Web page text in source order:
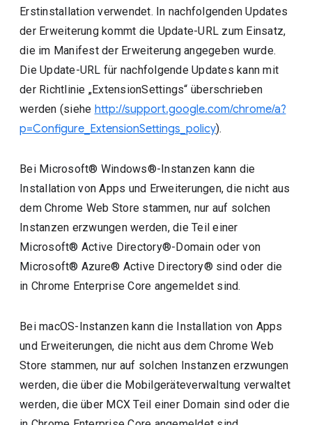
Erstinstallation verwendet. In nachfolgenden Updates
der Erweiterung kommt die Update-URL zum Einsatz,
die im Manifest der Erweiterung angegeben wurde.
Die Update-URL für nachfolgende Updates kann mit
der Richtlinie „ExtensionSettings“ überschrieben
werden (siehe http://support.google.com/chrome/a?
p=Configure_ExtensionSettings_policy).
Bei Microsoft® Windows®-Instanzen kann die
Installation von Apps und Erweiterungen, die nicht aus
dem Chrome Web Store stammen, nur auf solchen
Instanzen erzwungen werden, die Teil einer
Microsoft® Active Directory®-Domain oder von
Microsoft® Azure® Active Directory® sind oder die
in Chrome Enterprise Core angemeldet sind.
Bei macOS-Instanzen kann die Installation von Apps
und Erweiterungen, die nicht aus dem Chrome Web
Store stammen, nur auf solchen Instanzen erzwungen
werden, die über die Mobilgeräteverwaltung verwaltet
werden, die über MCX Teil einer Domain sind oder die